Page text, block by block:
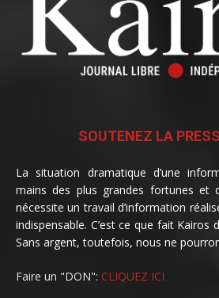
SOUTENEZ LA
La situation dramatique d’une
mains des plus grandes fortunes et
nécessite un travail d’information
indispensable. C’est ce que fait Kairos
Sans argent, toutefois, nous ne
Faire un "DON": CLIQUEZ ICI